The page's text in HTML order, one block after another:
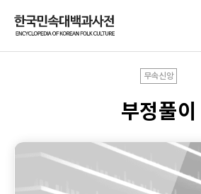
무속신앙
부정풀이